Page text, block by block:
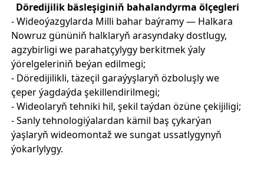
Döredijilik bäsleşiginiň bahalandyrma ölçegleri
- Wideoýazgylarda Milli bahar baýramy — Halkara
Nowruz gününiň halklaryň arasyndaky dostlugy,
agzybirligi we parahatçylygy berkitmek ýaly
ýörelgeleriniň beýan edilmegi;
- Döredijilikli, täzeçil garaýyşlaryň özboluşly we
çeper ýagdaýda şekillendirilmegi;
- Wideolaryň tehniki hil, şekil taýdan özüne çekijiligi;
- Sanly tehnologiýalardan kämil baş çykarýan
ýaşlaryň wideomontaž we sungat ussatlygynyň
ýokarlylygy.